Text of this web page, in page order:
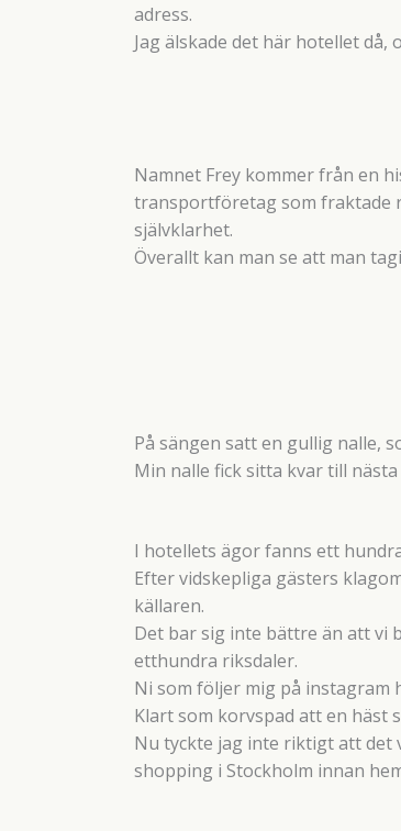
adress.
Jag älskade det här hotellet då,
Namnet Frey kommer från en
transportföretag som fraktade
självklarhet.
Överallt kan man se att man
På sängen satt en gullig nalle,
Min nalle fick sitta kvar till
I hotellets ägor fanns ett
Efter vidskepliga gästers
källaren.
Det bar sig inte bättre än att vi
etthundra riksdaler.
Ni som följer mig på instagram
Klart som korvspad att en häst
Nu tyckte jag inte riktigt att det
shopping i Stockholm innan